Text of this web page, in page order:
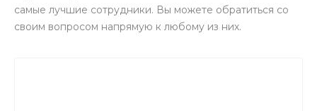
самые лучшие сотрудники. Вы можете обратиться со
своим вопросом напрямую к любому из них.